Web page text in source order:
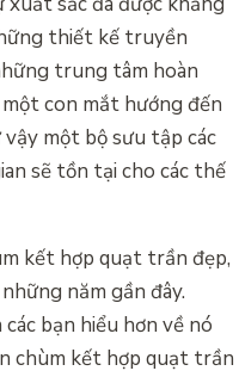
thiết kế truyền
trung tâm hoàn
con mắt hướng đến
một bộ sưu tập các
sẽ tồn tại cho các thế
kết hợp quạt trần đẹp,
năm gần đây.
bạn hiểu hơn về nó
chùm kết hợp quạt trần